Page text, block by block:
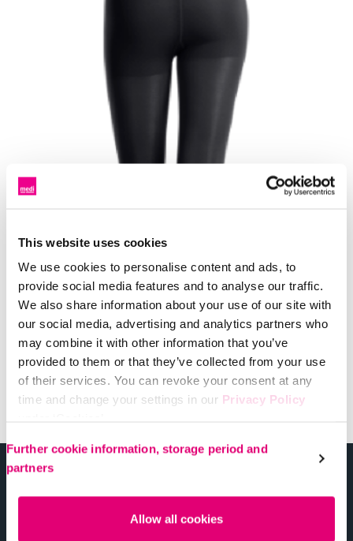
This website uses cookies
We use cookies to personalise content and ads, to
provide social media features and to analyse our traffic.
We also share information about your use of our site with
our social media, advertising and analytics partners who
may combine it with other information that you’ve
provided to them or that they’ve collected from your use
of their services. You can revoke your consent at any
time and change your settings in our Privacy Policy
Further cookie information, storage period and
partners
Allow all cookies
Black（ブラック）
Black
ブラック
さまざまなファッションスタイルに合わせやすいキ
あります
快適で美しく、そして過ごしやすい。